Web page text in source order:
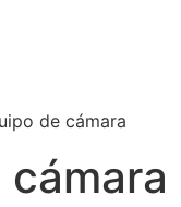
de cámara